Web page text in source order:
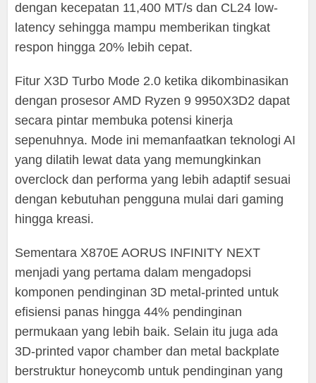
dengan kecepatan 11,400 MT/s dan CL24 low-
latency sehingga mampu memberikan tingkat
respon hingga 20% lebih cepat.
Fitur X3D Turbo Mode 2.0 ketika dikombinasikan
dengan prosesor AMD Ryzen 9 9950X3D2 dapat
secara pintar membuka potensi kinerja
sepenuhnya. Mode ini memanfaatkan teknologi AI
yang dilatih lewat data yang memungkinkan
overclock dan performa yang lebih adaptif sesuai
dengan kebutuhan pengguna mulai dari gaming
hingga kreasi.
Sementara X870E AORUS INFINITY NEXT
menjadi yang pertama dalam mengadopsi
komponen pendinginan 3D metal-printed untuk
efisiensi panas hingga 44% pendinginan
permukaan yang lebih baik. Selain itu juga ada
3D-printed vapor chamber dan metal backplate
berstruktur honeycomb untuk pendinginan yang